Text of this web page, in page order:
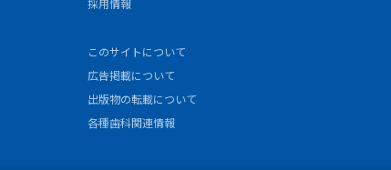
採用情報
このサイトについて
広告掲載について
出版物の転載について
各種歯科関連情報